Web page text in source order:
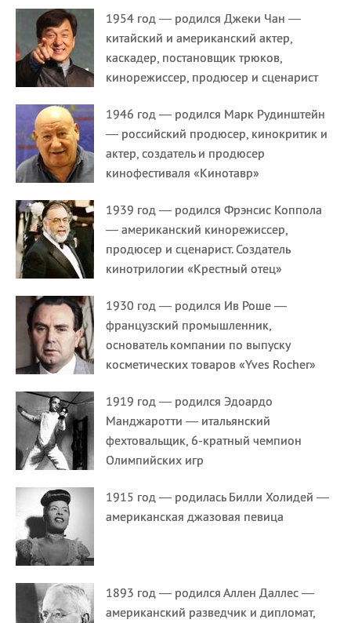
1954 год — родился Джеки Чан —
китайский и американский актер,
каскадер, постановщик трюков,
кинорежиссер, продюсер и сценарист
1946 год — родился Марк Рудинштейн
— российский продюсер, кинокритик и
актер, создатель и продюсер
кинофестиваля «Кинотавр»
1939 год — родился Фрэнсис Коппола
— американский кинорежиссер,
продюсер и сценарист. Создатель
кинотрилогии «Крестный отец»
1930 год — родился Ив Роше —
французский промышленник,
основатель компании по выпуску
косметических товаров «Yves Rocher»
1919 год — родился Эдоардо
Манджаротти — итальянский
фехтовальщик, 6-кратный чемпион
Олимпийских игр
1915 год — родилась Билли Холидей —
американская джазовая певица
1893 год — родился Аллен Даллес —
американский разведчик и дипломат,